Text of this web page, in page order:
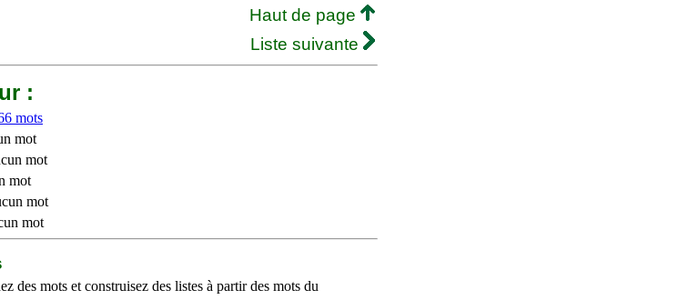
Haut de page
Liste suivante
:
mots
mot
mot
mot
mot
mot
des mots et construisez des listes à partir des mots du